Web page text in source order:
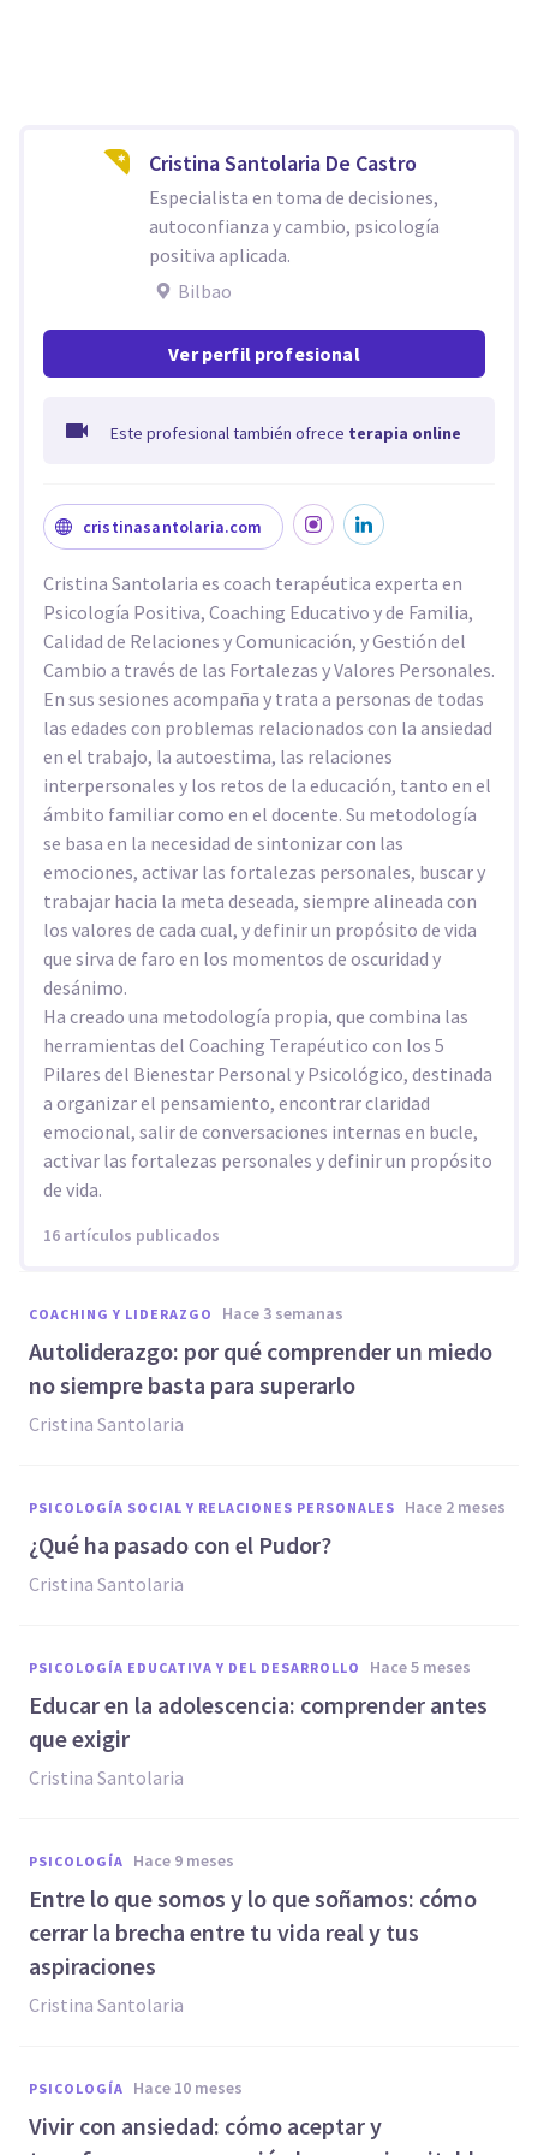
Cristina Santolaria De Castro
Especialista en toma de decisiones,
autoconfianza y cambio, psicología
positiva aplicada.
Bilbao
Ver perfil profesional
Este profesional también ofrece terapia online
cristinasantolaria.com
Cristina Santolaria es coach terapéutica experta en
Psicología Positiva, Coaching Educativo y de Familia,
Calidad de Relaciones y Comunicación, y Gestión del
Cambio a través de las Fortalezas y Valores Personales.
En sus sesiones acompaña y trata a personas de todas
las edades con problemas relacionados con la ansiedad
en el trabajo, la autoestima, las relaciones
interpersonales y los retos de la educación, tanto en el
ámbito familiar como en el docente. Su metodología
se basa en la necesidad de sintonizar con las
emociones, activar las fortalezas personales, buscar y
trabajar hacia la meta deseada, siempre alineada con
los valores de cada cual, y definir un propósito de vida
que sirva de faro en los momentos de oscuridad y
desánimo.
Ha creado una metodología propia, que combina las
herramientas del Coaching Terapéutico con los 5
Pilares del Bienestar Personal y Psicológico, destinada
a organizar el pensamiento, encontrar claridad
emocional, salir de conversaciones internas en bucle,
activar las fortalezas personales y definir un propósito
de vida.
16 artículos publicados
COACHING Y LIDERAZGO hace 3 semanas
Autoliderazgo: por qué comprender un miedo
no siempre basta para superarlo
Cristina Santolaria
PSICOLOGÍA SOCIAL Y RELACIONES PERSONALES hace 2 meses
¿Qué ha pasado con el Pudor?
Cristina Santolaria
PSICOLOGÍA EDUCATIVA Y DEL DESARROLLO hace 5 meses
Educar en la adolescencia: comprender antes
que exigir
Cristina Santolaria
PSICOLOGÍA hace 9 meses
Entre lo que somos y lo que soñamos: cómo
cerrar la brecha entre tu vida real y tus
aspiraciones
Cristina Santolaria
PSICOLOGÍA hace 10 meses
Vivir con ansiedad: cómo aceptar y